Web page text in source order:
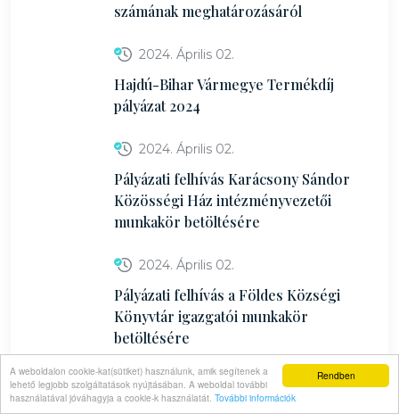
Rendben
A weboldalon cookie-kat(sütiket) használunk, amik segítenek a
lehető legjobb szolgáltatások nyújtásában. A weboldal további
használatával jóváhagyja a cookie-k használatát. További információk
számának meghatározásáról
2024. Április 02.
Hajdú-Bihar Vármegye Termékdíj
pályázat 2024
2024. Április 02.
Pályázati felhívás Karácsony Sándor
Közösségi Ház intézményvezetői
munkakör betöltésére
2024. Április 02.
Pályázati felhívás a Földes Községi
Könyvtár igazgatói munkakör
betöltésére
2024. Április 02.